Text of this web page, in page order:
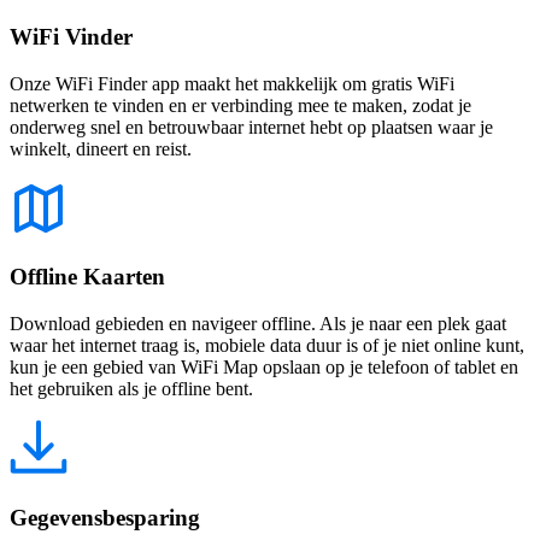
WiFi Vinder
Onze WiFi Finder app maakt het makkelijk om gratis WiFi
netwerken te vinden en er verbinding mee te maken, zodat je
onderweg snel en betrouwbaar internet hebt op plaatsen waar je
winkelt, dineert en reist.
Offline Kaarten
Download gebieden en navigeer offline. Als je naar een plek gaat
waar het internet traag is, mobiele data duur is of je niet online kunt,
kun je een gebied van WiFi Map opslaan op je telefoon of tablet en
het gebruiken als je offline bent.
Gegevensbesparing